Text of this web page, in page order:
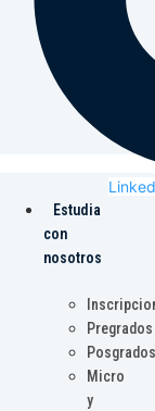
Estudia
con
nosotros
Pregrados
Posgrados
Micro
y